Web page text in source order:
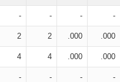
- - - -
2 2 .000 .000
4 4 .000 .000
- - - -